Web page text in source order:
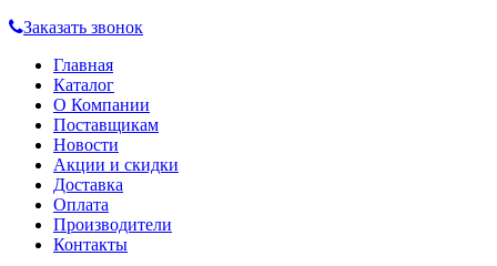
Заказать звонок
Главная
Каталог
О Компании
Поставщикам
Новости
Акции и скидки
Доставка
Оплата
Производители
Контакты